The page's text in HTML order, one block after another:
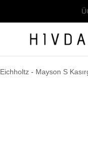
Eichholtz - Mayson S